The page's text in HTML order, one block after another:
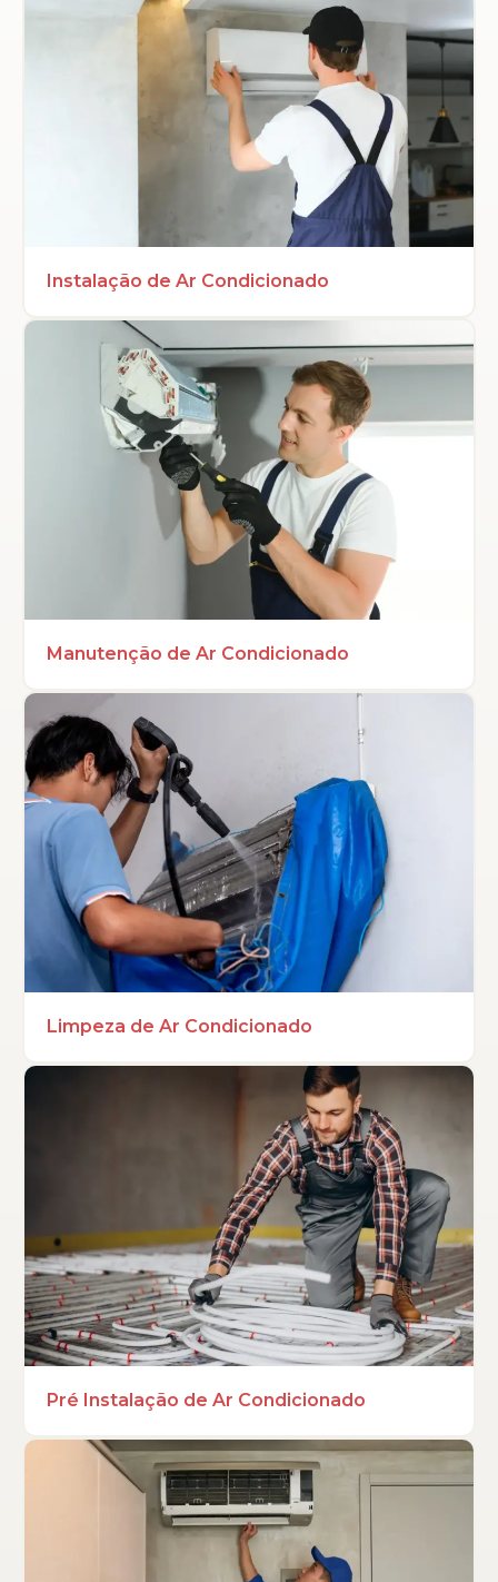
Instalação de Ar Condicionado
Manutenção de Ar Condicionado
Limpeza de Ar Condicionado
Pré Instalação de Ar Condicionado